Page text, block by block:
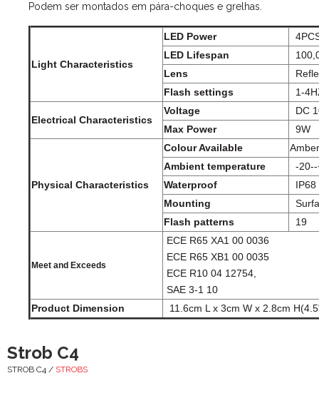
Podem ser montados em pára-choques e grelhas.
Light Characteristics
LED Power
LED Lifespan
Lens
Flash settings
1-
Electrical Characteristics
Voltage
DC
Max Power
9W
Physical Characteristics
Colour Available
Ambient temperature
-
Waterproof
IP68
Mounting
Flash patterns
19
Meet and Exceeds
ECE R65 XA1 00 0036
ECE R65 XB1 00 0035
ECE R10 04 12754,
SAE 3-1 10
Product Dimension
11.6cm L x 3cm W x 2.8cm
Strob C4
STROB C4 / STROBS